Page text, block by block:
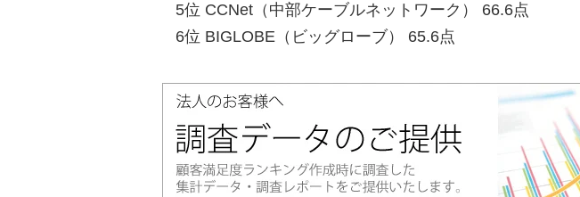
5位 CCNet（中部ケーブルネットワーク） 66.6点
6位 BIGLOBE（ビッグローブ） 65.6点